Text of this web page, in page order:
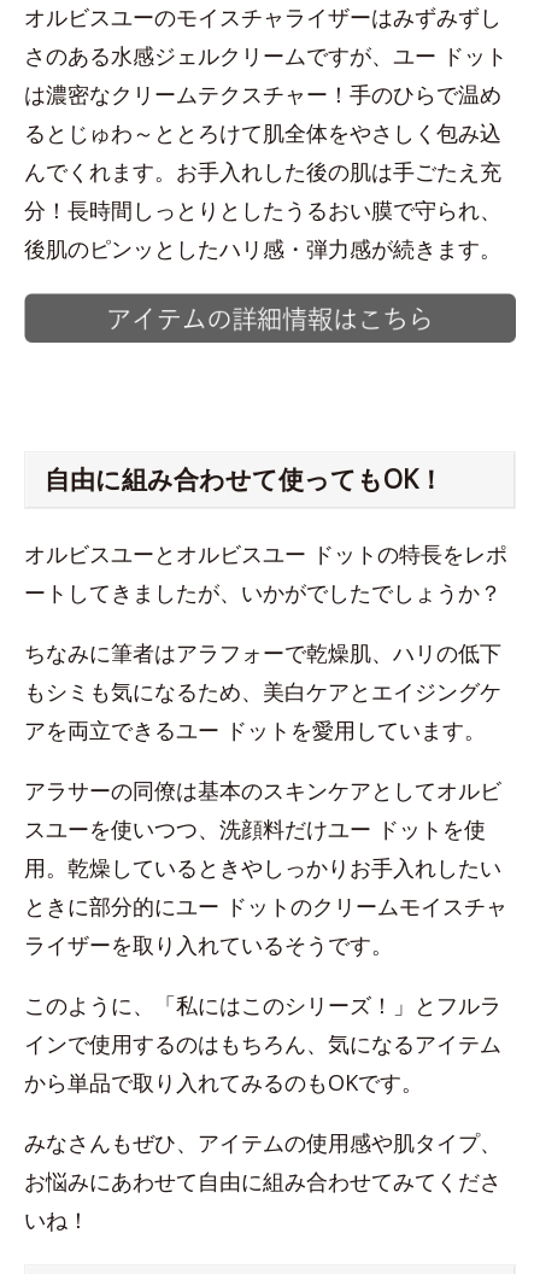
オルビスユーのモイスチャライザーはみずみずし
さのある水感ジェルクリームですが、ユー ドット
は濃密なクリームテクスチャー！手のひらで温め
るとじゅわ～ととろけて肌全体をやさしく包み込
んでくれます。お手入れした後の肌は手ごたえ充
分！長時間しっとりとしたうるおい膜で守られ、
後肌のピンッとしたハリ感・弾力感が続きます。
自由に組み合わせて使ってもOK！
オルビスユーとオルビスユー ドットの特長をレポ
ートしてきましたが、いかがでしたでしょうか？
ちなみに筆者はアラフォーで乾燥肌、ハリの低下
もシミも気になるため、美白ケアとエイジングケ
アを両立できるユー ドットを愛用しています。
アラサーの同僚は基本のスキンケアとしてオルビ
スユーを使いつつ、洗顔料だけユー ドットを使
用。乾燥しているときやしっかりお手入れしたい
ときに部分的にユー ドットのクリームモイスチャ
ライザーを取り入れているそうです。
このように、「私にはこのシリーズ！」とフルラ
インで使用するのはもちろん、気になるアイテム
から単品で取り入れてみるのもOKです。
みなさんもぜひ、アイテムの使用感や肌タイプ、
お悩みにあわせて自由に組み合わせてみてくださ
いね！